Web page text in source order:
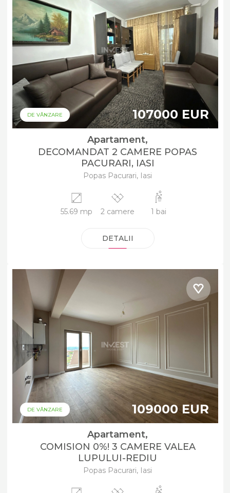
DE VÂNZARE 107000 EUR
Apartament,
DECOMANDAT 2 CAMERE POPAS
PACURARI, IASI
Popas Pacurari, Iasi
55.69 mp 2 camere 1 bai
DETALII
DE VÂNZARE 109000 EUR
Apartament,
COMISION 0%! 3 CAMERE VALEA
LUPULUI-REDIU
Popas Pacurari, Iasi